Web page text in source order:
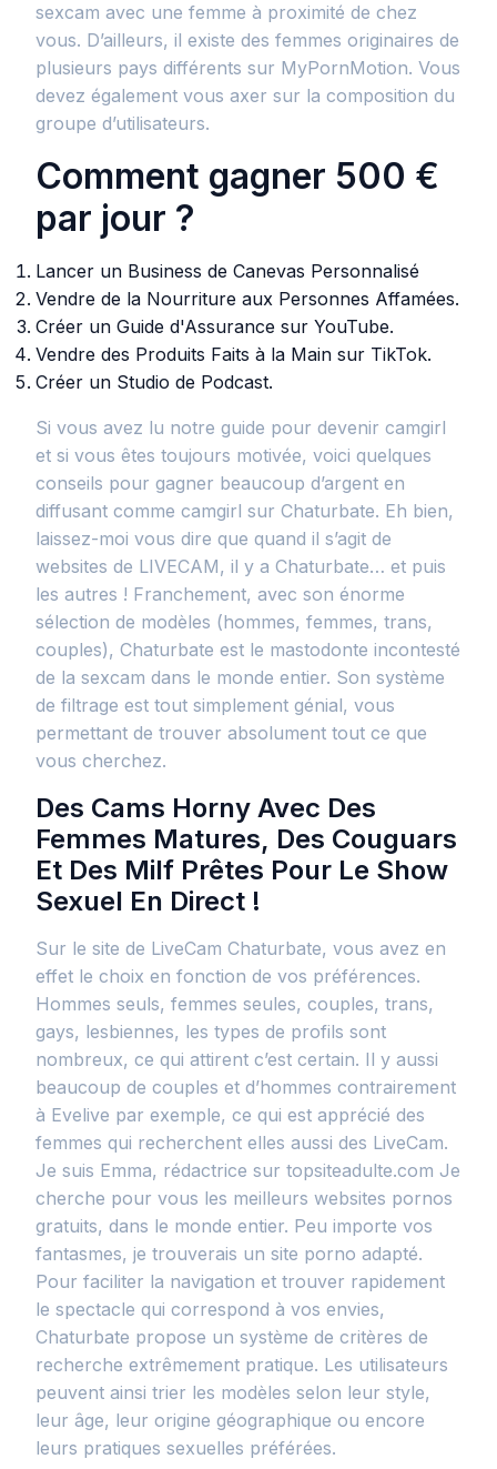
sexcam avec une femme à proximité de chez
vous. D’ailleurs, il existe des femmes originaires de
plusieurs pays différents sur MyPornMotion. Vous
devez également vous axer sur la composition du
groupe d’utilisateurs.
Comment gagner 500 €
par jour ?
Lancer un Business de Canevas Personnalisé
Vendre de la Nourriture aux Personnes Affamées.
Créer un Guide d'Assurance sur YouTube.
Vendre des Produits Faits à la Main sur TikTok.
Créer un Studio de Podcast.
Si vous avez lu notre guide pour devenir camgirl
et si vous êtes toujours motivée, voici quelques
conseils pour gagner beaucoup d’argent en
diffusant comme camgirl sur Chaturbate. Eh bien,
laissez-moi vous dire que quand il s’agit de
websites de LIVECAM, il y a Chaturbate… et puis
les autres ! Franchement, avec son énorme
sélection de modèles (hommes, femmes, trans,
couples), Chaturbate est le mastodonte incontesté
de la sexcam dans le monde entier. Son système
de filtrage est tout simplement génial, vous
permettant de trouver absolument tout ce que
vous cherchez.
Des Cams Horny Avec Des
Femmes Matures, Des Couguars
Et Des Milf Prêtes Pour Le Show
Sexuel En Direct !
Sur le site de LiveCam Chaturbate, vous avez en
effet le choix en fonction de vos préférences.
Hommes seuls, femmes seules, couples, trans,
gays, lesbiennes, les types de profils sont
nombreux, ce qui attirent c’est certain. Il y aussi
beaucoup de couples et d’hommes contrairement
à Evelive par exemple, ce qui est apprécié des
femmes qui recherchent elles aussi des LiveCam.
Je suis Emma, rédactrice sur topsiteadulte.com Je
cherche pour vous les meilleurs websites pornos
gratuits, dans le monde entier. Peu importe vos
fantasmes, je trouverais un site porno adapté.
Pour faciliter la navigation et trouver rapidement
le spectacle qui correspond à vos envies,
Chaturbate propose un système de critères de
recherche extrêmement pratique. Les utilisateurs
peuvent ainsi trier les modèles selon leur style,
leur âge, leur origine géographique ou encore
leurs pratiques sexuelles préférées.